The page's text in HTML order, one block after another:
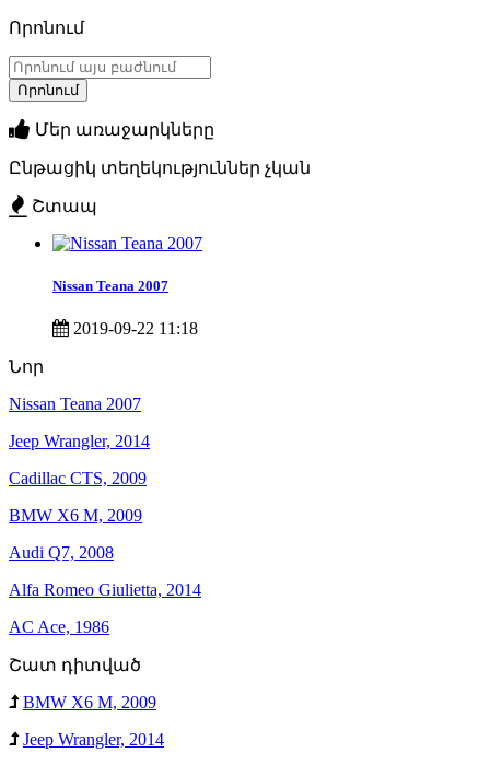
Որոնում
Մեր առաջարկները
Ընթացիկ տեղեկություններ չկան
Շտապ
Nissan Teana 2007
2019-09-22 11:18
Նոր
Nissan Teana 2007
Jeep Wrangler, 2014
Cadillac CTS, 2009
BMW X6 M, 2009
Audi Q7, 2008
Alfa Romeo Giulietta, 2014
AC Ace, 1986
Շատ դիտված
BMW X6 M, 2009
Jeep Wrangler, 2014